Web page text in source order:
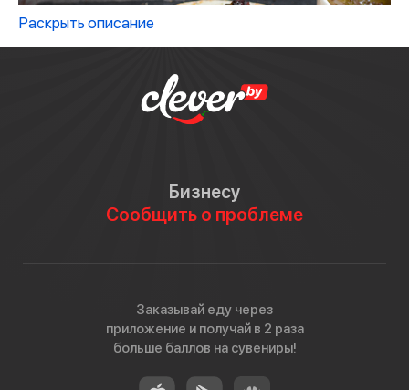
Раскрыть описание
Бизнесу
Сообщить о проблеме
Заказывай еду через
приложение и получай в 2 раза
больше баллов на сувениры!